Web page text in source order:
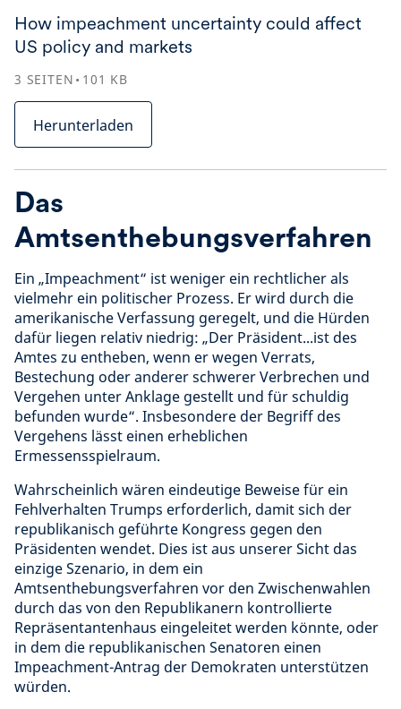
How impeachment uncertainty could affect
US policy and markets
3 SEITEN 101 KB
Herunterladen
Das
Amtsenthebungsverfahren
Ein „Impeachment“ ist weniger ein rechtlicher als
vielmehr ein politischer Prozess. Er wird durch die
amerikanische Verfassung geregelt, und die Hürden
dafür liegen relativ niedrig: „Der Präsident...ist des
Amtes zu entheben, wenn er wegen Verrats,
Bestechung oder anderer schwerer Verbrechen und
Vergehen unter Anklage gestellt und für schuldig
befunden wurde“. Insbesondere der Begriff des
Vergehens lässt einen erheblichen
Ermessensspielraum.
Wahrscheinlich wären eindeutige Beweise für ein
Fehlverhalten Trumps erforderlich, damit sich der
republikanisch geführte Kongress gegen den
Präsidenten wendet. Dies ist aus unserer Sicht das
einzige Szenario, in dem ein
Amtsenthebungsverfahren vor den Zwischenwahlen
durch das von den Republikanern kontrollierte
Repräsentantenhaus eingeleitet werden könnte, oder
in dem die republikanischen Senatoren einen
Impeachment-Antrag der Demokraten unterstützen
würden.